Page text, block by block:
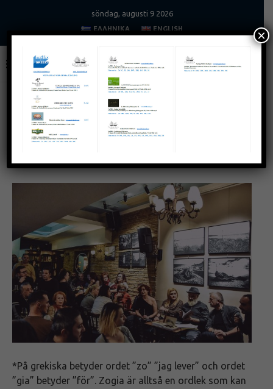
söndag, augusti 9 2026
ΕΛΛΗΝΙΚΆ ENGLISH
Home Kultur ZO… gia
KULTUR
juni 7, 2022
*På grekiska betyder ordet ”zo” ”jag lever” och ordet
”gia” betyder ”för”. Zogia är alltså en ordlek som kan
×